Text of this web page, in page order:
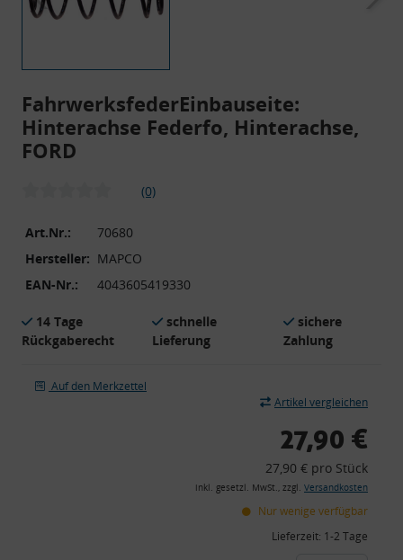
FahrwerksfederEinbauseite:
Hinterachse Federfo, Hinterachse,
FORD
(0)
Art.Nr.:
70680
Hersteller: MAPCO
EAN-Nr.:
4043605419330
14 Tage
Rückgaberecht
schnelle
Lieferung
sichere
Zahlung
Auf den Merkzettel
Artikel vergleichen
27,90 €
27,90 € pro Stück
inkl. gesetzl. MwSt., zzgl. Versandkosten
Nur wenige verfügbar
Lieferzeit: 1-2 Tage